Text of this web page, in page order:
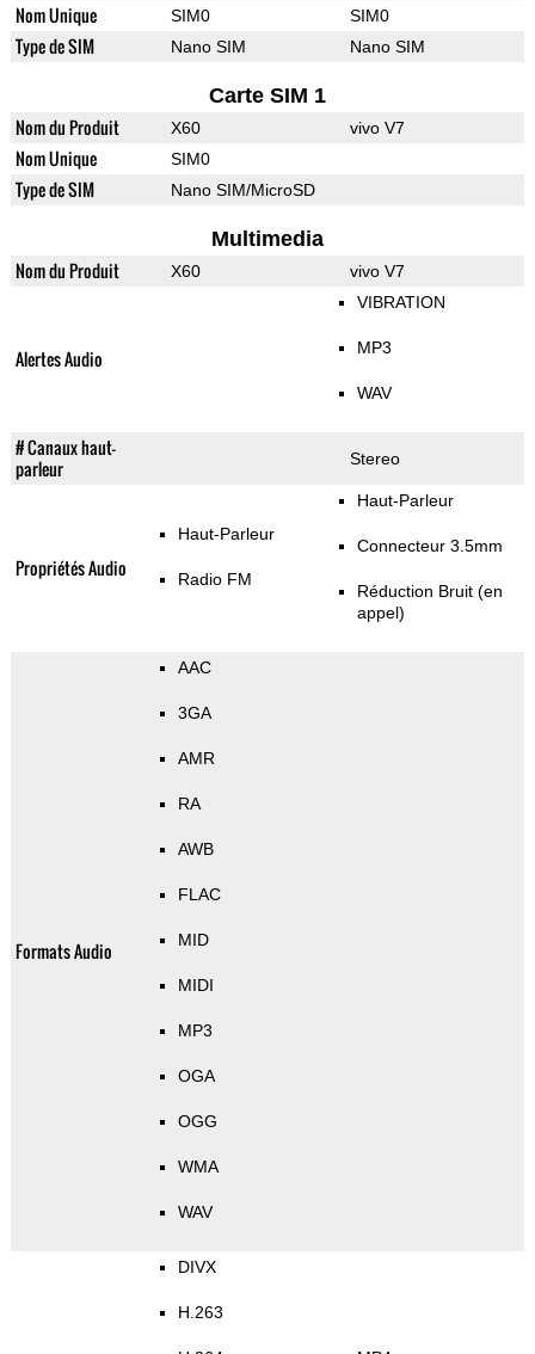
Nom Unique SIM0 SIM0
Type de SIM Nano SIM Nano SIM
Carte SIM 1
Nom du Produit X60 vivo V7
Nom Unique SIM0
Type de SIM Nano SIM/MicroSD
Multimedia
Nom du Produit X60 vivo V7
Alertes Audio
VIBRATION
MP3
WAV
# Canaux haut-
parleur
Stereo
Propriétés Audio
Haut-Parleur
Radio FM
Haut-Parleur
Connecteur 3.5mm
Réduction Bruit (en
appel)
Formats Audio
AAC
3GA
AMR
RA
AWB
FLAC
MID
MIDI
MP3
OGA
OGG
WMA
WAV
DIVX
H.263